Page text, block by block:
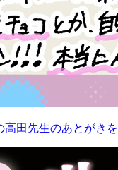
高田先生のあとがき